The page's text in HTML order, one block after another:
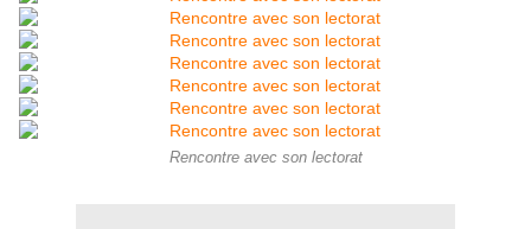
Rencontre avec son lectorat